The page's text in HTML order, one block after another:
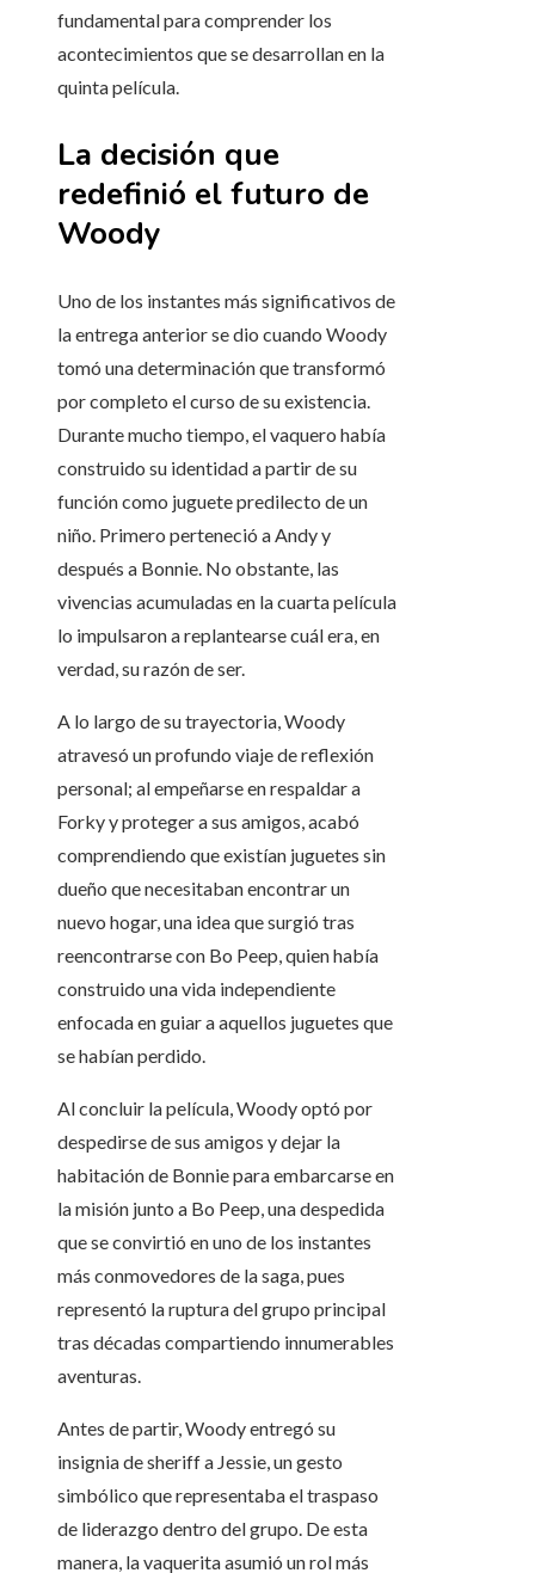
fundamental para comprender los
acontecimientos que se desarrollan en la
quinta película.
La decisión que
redefinió el futuro de
Woody
Uno de los instantes más significativos de
la entrega anterior se dio cuando Woody
tomó una determinación que transformó
por completo el curso de su existencia.
Durante mucho tiempo, el vaquero había
construido su identidad a partir de su
función como juguete predilecto de un
niño. Primero perteneció a Andy y
después a Bonnie. No obstante, las
vivencias acumuladas en la cuarta película
lo impulsaron a replantearse cuál era, en
verdad, su razón de ser.
A lo largo de su trayectoria, Woody
atravesó un profundo viaje de reflexión
personal; al empeñarse en respaldar a
Forky y proteger a sus amigos, acabó
comprendiendo que existían juguetes sin
dueño que necesitaban encontrar un
nuevo hogar, una idea que surgió tras
reencontrarse con Bo Peep, quien había
construido una vida independiente
enfocada en guiar a aquellos juguetes que
se habían perdido.
Al concluir la película, Woody optó por
despedirse de sus amigos y dejar la
habitación de Bonnie para embarcarse en
la misión junto a Bo Peep, una despedida
que se convirtió en uno de los instantes
más conmovedores de la saga, pues
representó la ruptura del grupo principal
tras décadas compartiendo innumerables
aventuras.
Antes de partir, Woody entregó su
insignia de sheriff a Jessie, un gesto
simbólico que representaba el traspaso
de liderazgo dentro del grupo. De esta
manera, la vaquerita asumió un rol más